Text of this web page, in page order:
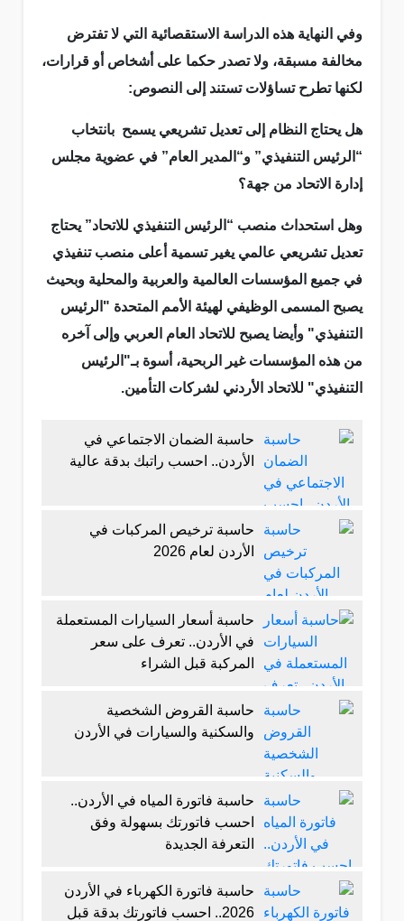
وفي النهاية هذه الدراسة الاستقصائية التي لا تفترض
مخالفة مسبقة، ولا تصدر حكما على أشخاص أو قرارات،
لكنها تطرح تساؤلات تستند إلى النصوص:
هل يحتاج النظام إلى تعديل تشريعي يسمح بانتخاب
“الرئيس التنفيذي” و“المدير العام” في عضوية مجلس
إدارة الاتحاد من جهة؟
وهل استحداث منصب “الرئيس التنفيذي للاتحاد” يحتاج
تعديل تشريعي عالمي يغير تسمية أعلى منصب تنفيذي
في جميع المؤسسات العالمية والعربية والمحلية وبحيث
يصبح المسمى الوظيفي لهيئة الأمم المتحدة "الرئيس
التنفيذي" وأيضا يصبح للاتحاد العام العربي وإلى آخره
من هذه المؤسسات غير الربحية، أسوة بـ"الرئيس
التنفيذي" للاتحاد الأردني لشركات التأمين.
حاسبة الضمان الاجتماعي في
الأردن.. احسب راتبك بدقة عالية
حاسبة ترخيص المركبات في
الأردن لعام 2026
حاسبة أسعار السيارات المستعملة
في الأردن.. تعرف على سعر
المركبة قبل الشراء
حاسبة القروض الشخصية
والسكنية والسيارات في الأردن
حاسبة فاتورة المياه في الأردن..
احسب فاتورتك بسهولة وفق
التعرفة الجديدة
حاسبة فاتورة الكهرباء في الأردن
2026.. احسب فاتورتك بدقة قبل